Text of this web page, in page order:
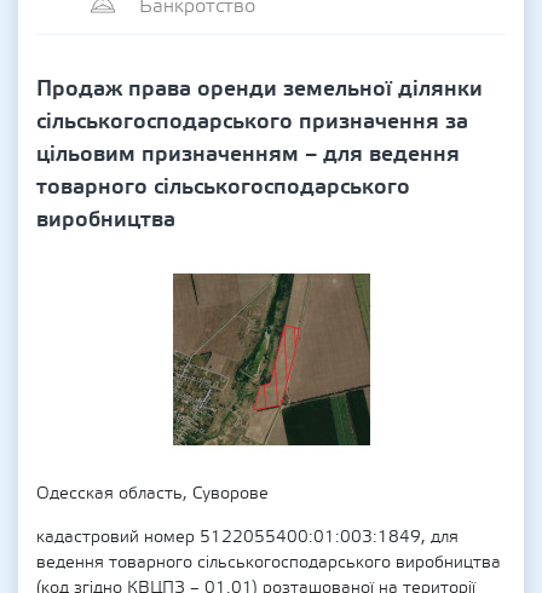
Банкротство
Продаж права оренди земельної ділянки
сільськогосподарського призначення за
цільовим призначенням – для ведення
товарного сільськогосподарського
виробництва
Одесская область, Суворове
кадастровий номер 5122055400:01:003:1849, для
ведення товарного сільськогосподарського виробництва
(код згідно КВЦПЗ – 01.01) розташованої на території